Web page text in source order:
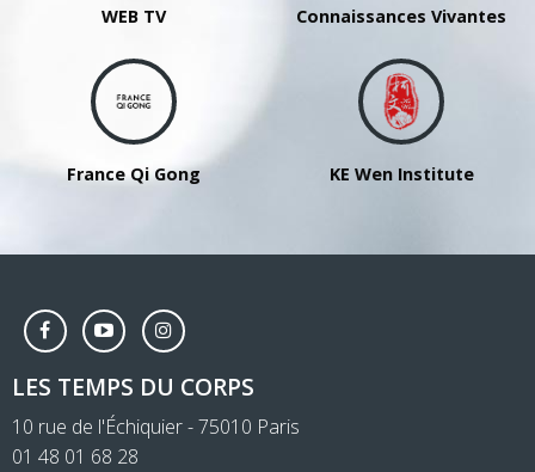
WEB TV Connaissances Vivantes
France Qi Gong KE Wen Institute
LES TEMPS DU CORPS
10 rue de l'Échiquier - 75010 Paris
01 48 01 68 28